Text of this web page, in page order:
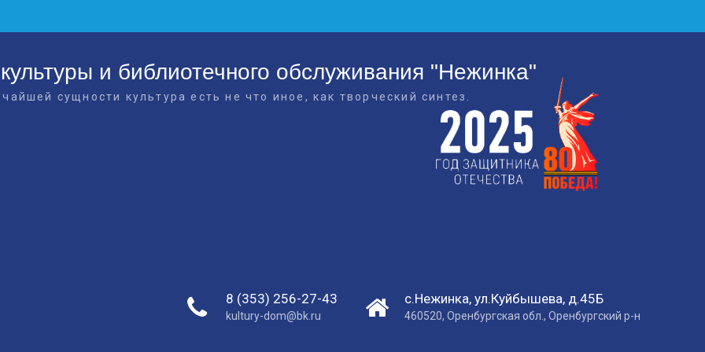
и библиотечного обслуживания "Нежинка"
сущности культура есть не что иное, как творческий синтез.
8 (353) 256-27-43
kultury-dom@bk.ru
с.Нежинка, ул.Куйбышева, д.45Б
460520, Оренбургская обл., Оренбургский р-н